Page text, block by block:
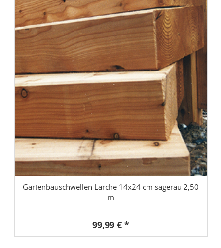
Gartenbauschwellen Lärche 14x24 cm sägerau 2,50
m
99,99 € *